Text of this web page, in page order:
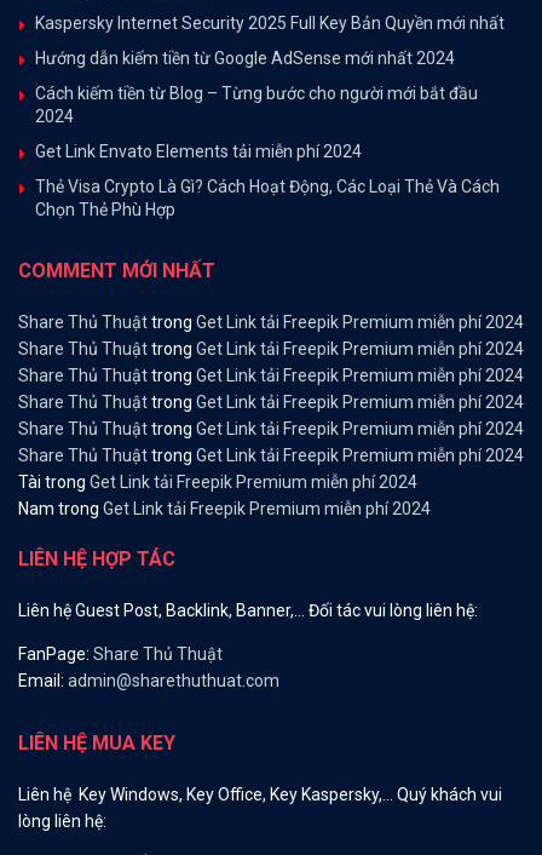
Kaspersky Internet Security 2025 Full Key Bản Quyền mới nhất
Hướng dẫn kiếm tiền từ Google AdSense mới nhất 2024
Cách kiếm tiền từ Blog – Từng bước cho người mới bắt đầu
2024
Get Link Envato Elements tải miễn phí 2024
Thẻ Visa Crypto Là Gì? Cách Hoạt Động, Các Loại Thẻ Và Cách
Chọn Thẻ Phù Hợp
COMMENT MỚI NHẤT
Share Thủ Thuậttrong Get Link tải Freepik Premium miễn phí 2024
Share Thủ Thuậttrong Get Link tải Freepik Premium miễn phí 2024
Share Thủ Thuậttrong Get Link tải Freepik Premium miễn phí 2024
Share Thủ Thuậttrong Get Link tải Freepik Premium miễn phí 2024
Share Thủ Thuậttrong Get Link tải Freepik Premium miễn phí 2024
Share Thủ Thuậttrong Get Link tải Freepik Premium miễn phí 2024
Tài trong Get Link tải Freepik Premium miễn phí 2024
Nam trong Get Link tải Freepik Premium miễn phí 2024
LIÊN HỆ HỢP TÁC
Liên hệ Guest Post, Backlink, Banner,… Đối tác vui lòng liên hệ:
FanPage: Share Thủ Thuật
Email: admin@sharethuthuat.com
LIÊN HỆ MUA KEY
Liên hệ Key Windows, Key Office, Key Kaspersky,… Quý khách vui
lòng liên hệ: